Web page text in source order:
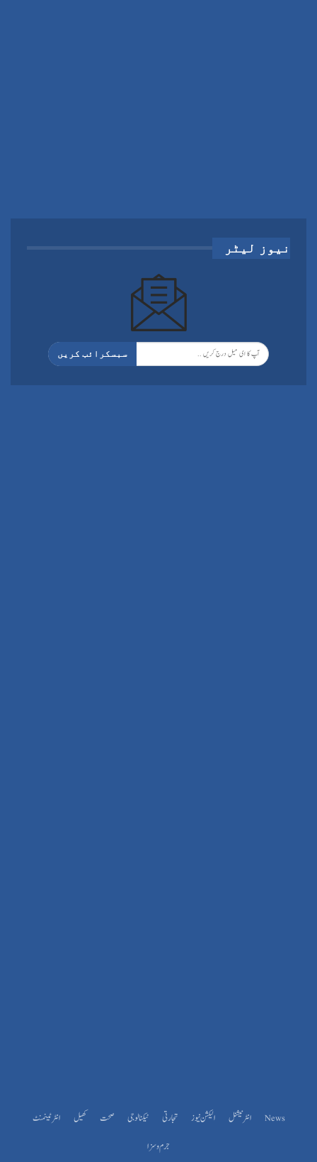
نیوز لیٹر
سبسکرائب کریں
News انٹرنیشنل الیکشن نیوز تجارتی ٹیکنالوجی صحت کھیل
انٹرٹینمنٹ
جرم و سزا